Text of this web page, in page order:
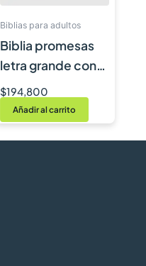
Biblias para adultos
Biblia promesas
letra grande con
himnario
$194,800
Añadir al carrito